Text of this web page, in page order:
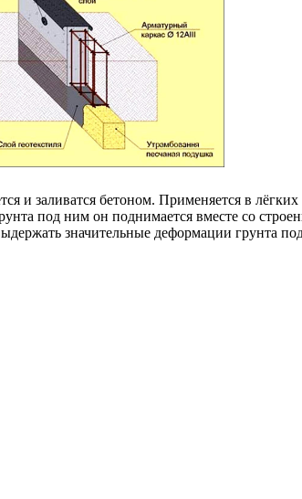
и заливатся бетоном. Применяется в
под ним он поднимается вместе со
значительные деформации грунта